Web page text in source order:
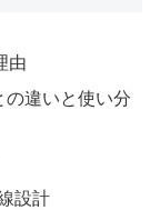
由
の違いと使い分
設計